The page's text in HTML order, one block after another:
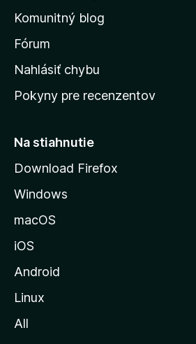
v
s
k
s
r
n
k
o
z
l
Komunitný blog
Fórum
Nahlásiť chybu
Pokyny pre recenzentov
Na stiahnutie
Download Firefox
Windows
macOS
iOS
Android
Linux
All